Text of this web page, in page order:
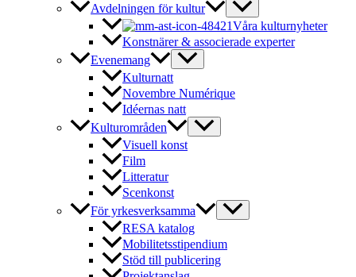
Avdelningen för kultur
Våra kulturnyheter
Konstnärer & associerade experter
Evenemang
Kulturnatt
Novembre Numérique
Idéernas natt
Kulturområden
Visuell konst
Film
Litteratur
Scenkonst
För yrkesverksamma
RESA katalog
Mobilitetsstipendium
Stöd till publicering